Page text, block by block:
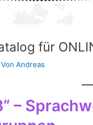
für
Andreas
–